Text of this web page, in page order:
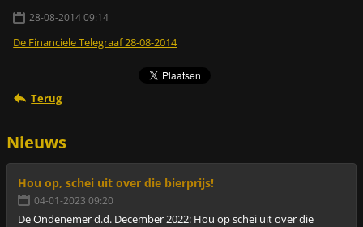
28-08-2014 09:14
De Financiele Telegraaf 28-08-2014
Terug
Nieuws
Hou op, schei uit over die bierprijs!
04-01-2023 09:20
De Ondenemer d.d. December 2022: Hou op schei uit over die